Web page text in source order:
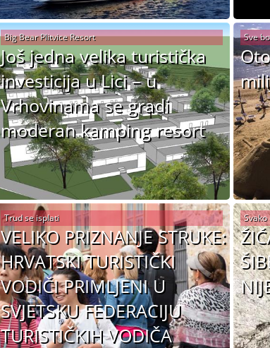
Još jedna velika turistička
investicija u Lici – u
Vrhovinama se gradi
moderan kamping resort
Big Bear Plitvice Resort Sve
VELIKO PRIZNANJE STRUKE:
HRVATSKI TURISTIČKI
VODIČI PRIMLJENI U
SVJETSKU FEDERACIJU
TURISTIČKIH VODIČA
Trud se isplati Svako